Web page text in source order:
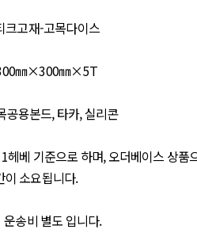
고재-고목다이스
㎜×300㎜×5T
용본드, 타카, 실리콘
헤베 기준으로 하며, 오더베이스 상품
이 소요됩니다.
송비 별도 입니다.